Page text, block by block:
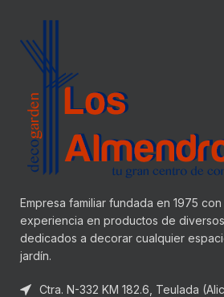
Empresa familiar fundada en 1975
experiencia en productos de
dedicados a decorar cualquier
jardín.
Ctra. N-332 KM 182.6, Teulada